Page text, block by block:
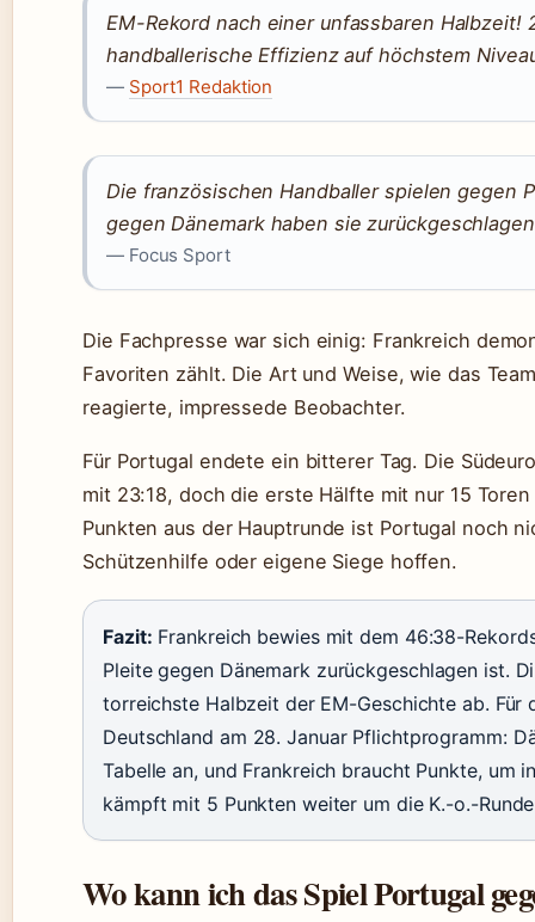
EM-Rekord nach einer unfassbaren Halbzeit!
handballerische Effizienz auf höchstem
— Sport1 Redaktion
Die französischen Handballer spielen gegen
gegen Dänemark haben sie
— Focus Sport
Die Fachpresse war sich einig: Frankreich
Favoriten zählt. Die Art und Weise, wie das
reagierte, impressede Beobachter.
Für Portugal endete ein bitterer Tag. Die
mit 23:18, doch die erste Hälfte mit nur 15
Punkten aus der Hauptrunde ist Portugal noch
Schützenhilfe oder eigene Siege hoffen.
Fazit: Frankreich bewies mit dem 46:38-
Pleite gegen Dänemark zurückgeschlagen ist.
torreichste Halbzeit der EM-Geschichte ab. Für
Deutschland am 28. Januar Pflichtprogramm:
Tabelle an, und Frankreich braucht Punkte, um
kämpft mit 5 Punkten weiter um die K.-o.-
Wo kann ich das Spiel Portugal